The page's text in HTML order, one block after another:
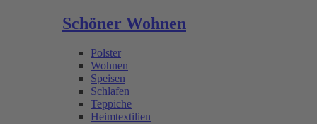
Schöner Wohnen
Polster
Wohnen
Speisen
Schlafen
Teppiche
Heimtextilien